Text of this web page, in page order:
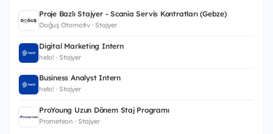
Proje Bazlı Stajyer - Scania Servis Kontratları (Gebze)
Doğuş Otomotiv · Stajyer
Digital Marketing Intern
helo! · Stajyer
Business Analyst Intern
helo! · Stajyer
ProYoung Uzun Dönem Staj Programı
Prometeon · Stajyer